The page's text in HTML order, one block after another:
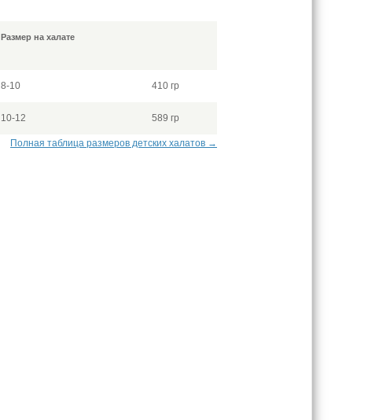
Размер на халате
8-10 410 гр
10-12 589 гр
Полная таблица размеров детских халатов →